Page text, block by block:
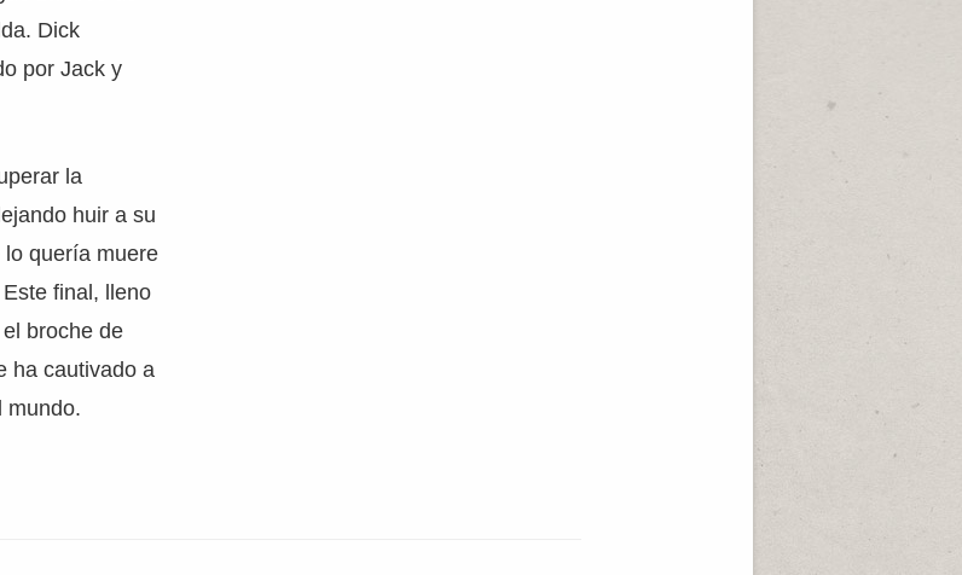
Dick
por Jack y
la
huir a su
lo quería muere
final, lleno
broche de
ha cautivado a
mundo.